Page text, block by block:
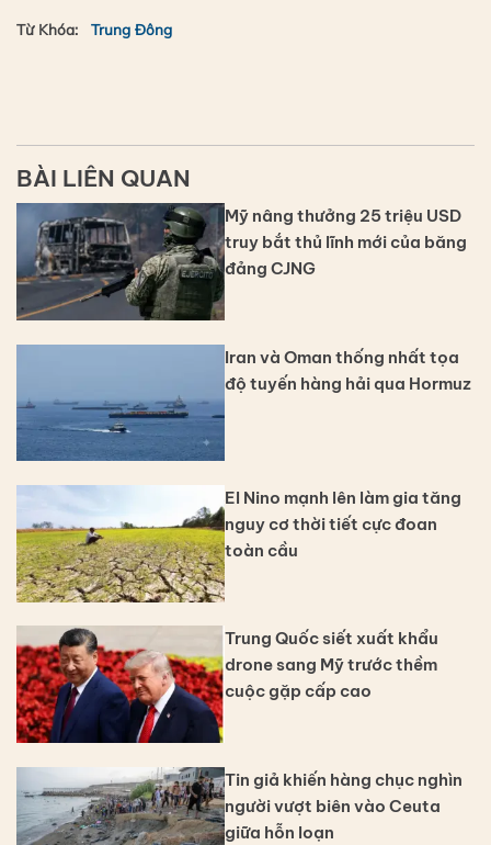
Từ Khóa: Trung Đông
BÀI LIÊN QUAN
Mỹ nâng thưởng 25 triệu USD
truy bắt thủ lĩnh mới của băng
đảng CJNG
Iran và Oman thống nhất tọa
độ tuyến hàng hải qua Hormuz
El Nino mạnh lên làm gia tăng
nguy cơ thời tiết cực đoan
toàn cầu
Trung Quốc siết xuất khẩu
drone sang Mỹ trước thềm
cuộc gặp cấp cao
Tin giả khiến hàng chục nghìn
người vượt biên vào Ceuta
giữa hỗn loạn